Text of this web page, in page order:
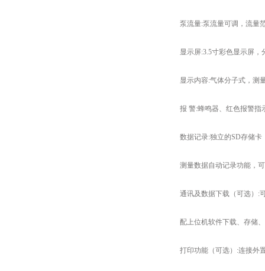
泵流量:泵流量可调，流量范
显示屏:3.5寸彩色显示屏，
显示内容:气体分子式，测量
报 警:蜂鸣器、红色报警指
数据记录:独立的SD存储卡
测量数据自动记录功能，可
通讯及数据下载（可选）:可
配上位机软件下载、存储、
打印功能（可选）:连接外